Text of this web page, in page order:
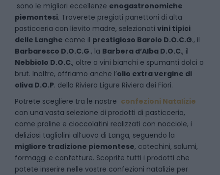
sono le migliori eccellenze enogastronomiche
piemontesi. Troverete pregiati panettoni di alta
pasticceria con lievito madre, selezionati vini tipici
delle Langhe come il prestigioso Barolo D.O.C.G., il
Barbaresco D.O.C.G., la Barbera d’Alba D.O.C., il
Nebbiolo D.O.C., oltre a vini bianchi e spumanti dolci o
brut. Inoltre, offriamo anche l’olio extra vergine di
oliva D.O.P. della Riviera Ligure Riviera dei Fiori.
Potrete scegliere tra le nostre confezioni Natalizie
con una vasta selezione di prodotti di pasticceria,
come praline e cioccolatini realizzati con nocciole, i
deliziosi tagliolini all’uovo di Langa, seguendo la
migliore tradizione piemontese, cotechini, salumi,
formaggi e confetture. Scoprite tutti i prodotti che
potete inserire nelle vostre confezioni natalizie per